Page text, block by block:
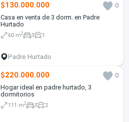
$130.000.000
0
Casa en venta de 3 dorm. en Padre
Hurtado
60 m2 3 1
Padre Hurtado
$220.000.000
0
Hogar ideal en padre hurtado, 3
dormitorios
111 m2 3 2